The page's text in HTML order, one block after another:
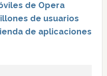
de Opera
de usuarios
de aplicaciones